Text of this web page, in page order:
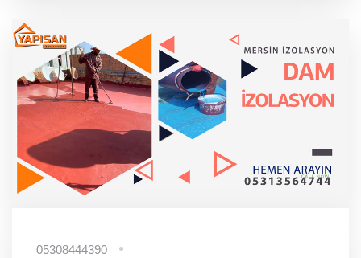
05308444390